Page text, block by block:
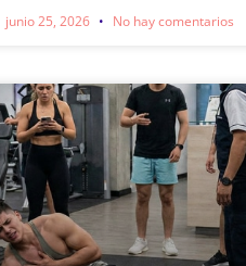
junio 25, 2026 No hay comentarios